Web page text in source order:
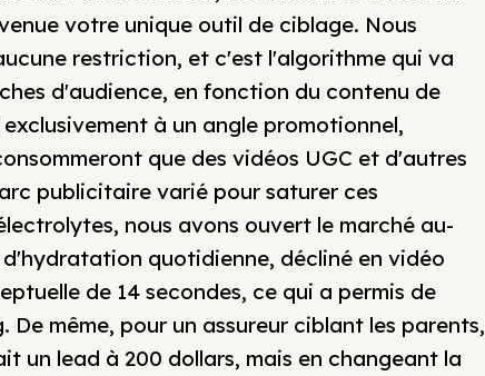
votre unique outil de ciblage. Nous
restriction, et c'est l'algorithme qui va
d'audience, en fonction du contenu de
à un angle promotionnel,
que des vidéos UGC et d'autres
publicitaire varié pour saturer ces
nous avons ouvert le marché au-
quotidienne, décliné en vidéo
de 14 secondes, ce qui a permis de
même, pour un assureur ciblant les parents,
un lead à 200 dollars, mais en changeant la